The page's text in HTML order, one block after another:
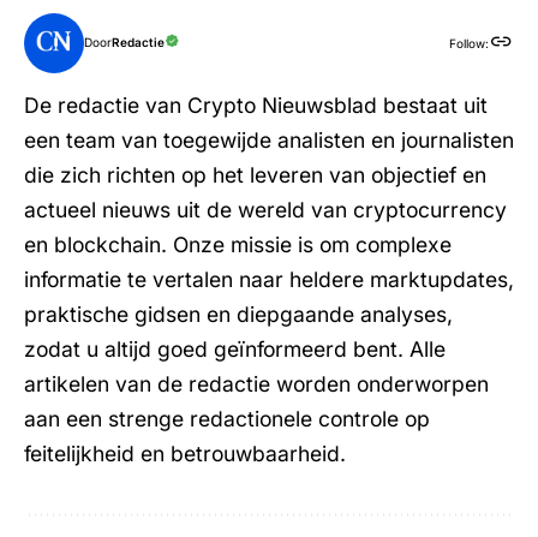
DoorRedactie Follow:
De redactie van Crypto Nieuwsblad bestaat uit
een team van toegewijde analisten en journalisten
die zich richten op het leveren van objectief en
actueel nieuws uit de wereld van cryptocurrency
en blockchain. Onze missie is om complexe
informatie te vertalen naar heldere marktupdates,
praktische gidsen en diepgaande analyses,
zodat u altijd goed geïnformeerd bent. Alle
artikelen van de redactie worden onderworpen
aan een strenge redactionele controle op
feitelijkheid en betrouwbaarheid.